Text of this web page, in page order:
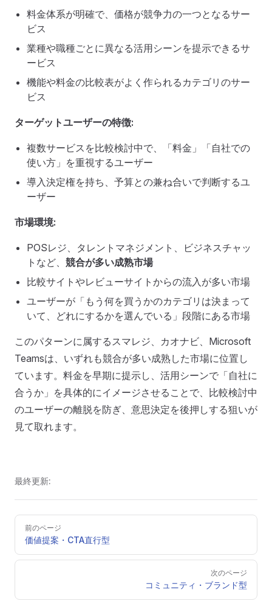
料金体系が明確で、価格が競争力の一つとなるサー
ビス
業種や職種ごとに異なる活用シーンを提示できるサ
ービス
機能や料金の比較表がよく作られるカテゴリのサー
ビス
ターゲットユーザーの特徴:
複数サービスを比較検討中で、「料金」「自社での
使い方」を重視するユーザー
導入決定権を持ち、予算との兼ね合いで判断するユ
ーザー
市場環境:
POSレジ、タレントマネジメント、ビジネスチャッ
トなど、 競合が多い成熟市場
比較サイトやレビューサイトからの流入が多い市場
ユーザーが「もう何を買うかのカテゴリは決まって
いて、どれにするかを選んでいる」段階にある市場
このパターンに属するスマレジ、カオナビ、Microsoft
Teamsは、いずれも競合が多い成熟した市場に位置し
ています。料金を早期に提示し、活用シーンで「自社に
合うか」を具体的にイメージさせることで、比較検討中
のユーザーの離脱を防ぎ、意思決定を後押しする狙いが
見て取れます。
最終更新:
Pager
前のページ
価値提案・CTA直行型
次のページ
コミュニティ・ブランド型